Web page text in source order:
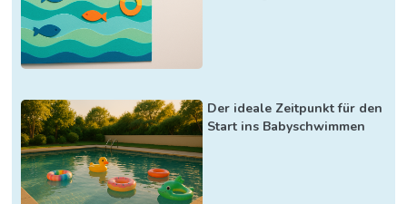
Der ideale Zeitpunkt für den
Start ins Babyschwimmen